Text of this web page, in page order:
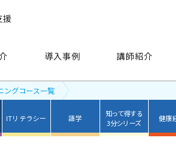
援
導入事例 講師紹介
ングコース一覧
ITリテラシー 語学
知って得する
3分シリーズ
健康